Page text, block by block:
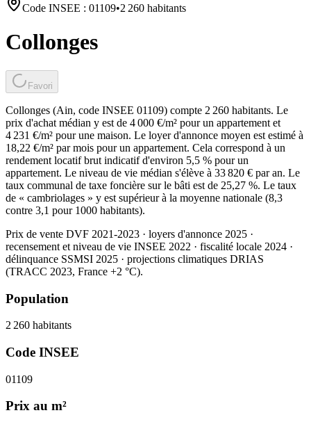
Code INSEE : 01109•2 260 habitants
Collonges
Favori
Collonges (Ain, code INSEE 01109) compte 2 260 habitants. Le
prix d'achat médian y est de 4 000 €/m² pour un appartement et
4 231 €/m² pour une maison. Le loyer d'annonce moyen est estimé à
18,22 €/m² par mois pour un appartement. Cela correspond à un
rendement locatif brut indicatif d'environ 5,5 % pour un
appartement. Le niveau de vie médian s'élève à 33 820 € par an. Le
taux communal de taxe foncière sur le bâti est de 25,27 %. Le taux
de « cambriolages » y est supérieur à la moyenne nationale (8,3
contre 3,1 pour 1000 habitants).
Prix de vente DVF 2021-2023 · loyers d'annonce 2025 ·
recensement et niveau de vie INSEE 2022 · fiscalité locale 2024 ·
délinquance SSMSI 2025 · projections climatiques DRIAS
(TRACC 2023, France +2 °C).
Population
2 260 habitants
Code INSEE
01109
Prix au m²